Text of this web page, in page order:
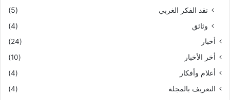
نقد الفكر الغربي
(5)
وثائق
(4)
أخبار
(24)
أخر الأخبار
(10)
أعلام وأفكار
(4)
التعريف بالمجلة
(4)